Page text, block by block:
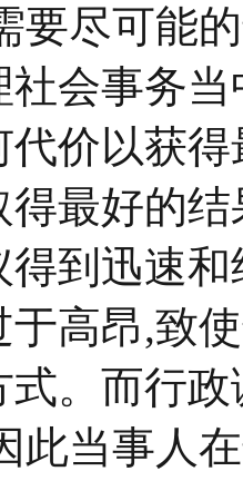
要尽可能
会事务
价以获
最好的
到迅速
于高昂,致
。而行
此当事人